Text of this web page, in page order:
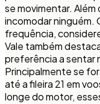
se movimentar. Além
incomodar ninguém.
frequência,
Vale também
preferência a sentar
Principalmente se
até a fileira 21 em
longe do motor,